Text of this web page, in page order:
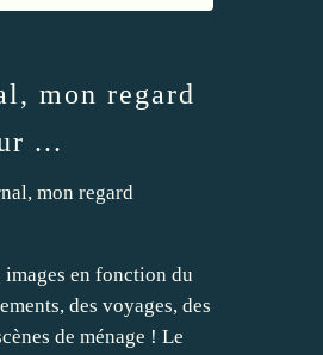
mon regard
...
images en fonction du
des voyages, des
de ménage ! Le